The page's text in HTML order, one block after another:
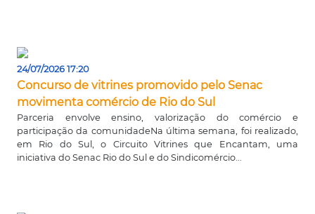
24/07/2026 17:20
Concurso de vitrines promovido pelo Senac
movimenta comércio de Rio do Sul
Parceria envolve ensino, valorização do comércio e
participação da comunidadeNa última semana, foi realizado,
em Rio do Sul, o Circuito Vitrines que Encantam, uma
iniciativa do Senac Rio do Sul e do Sindicomércio...